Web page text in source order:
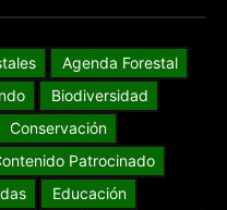
Agenda Forestal
Biodiversidad
Conservación
Patrocinado
Educación